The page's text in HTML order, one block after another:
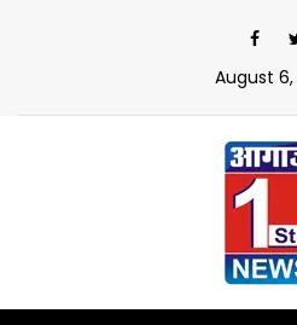
August